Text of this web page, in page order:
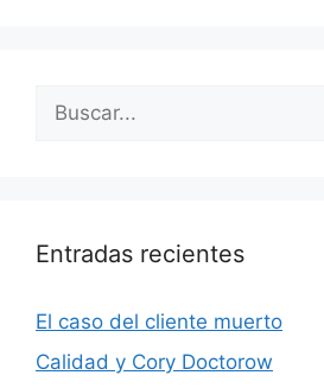
Buscar:
Entradas recientes
El caso del cliente muerto
Calidad y Cory Doctorow